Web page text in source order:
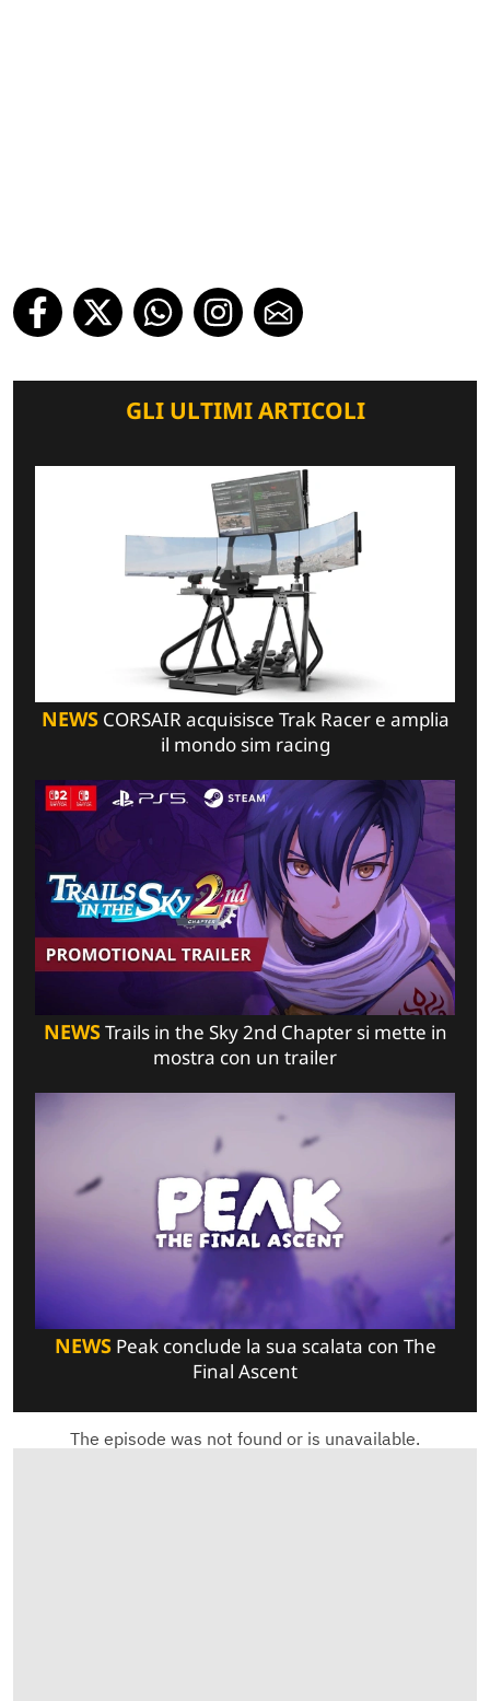
GLI ULTIMI ARTICOLI
NEWSCORSAIR acquisisce Trak Racer e amplia
il mondo sim racing
NEWSTrails in the Sky 2nd Chapter si mette in
mostra con un trailer
NEWSPeak conclude la sua scalata con The
Final Ascent